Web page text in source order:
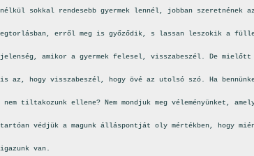
sokkal rendesebb gyermek lennél, jobban szeretnének
erről meg is győződik, s lassan leszokik a
amikor a gyermek felesel, visszabeszél. De mielőtt
az, hogy visszabeszél, hogy övé az utolsó szó. Ha
tiltakozunk ellene? Nem mondjuk meg véleményünket,
védjük a magunk álláspontját oly mértékben, hogy
van.